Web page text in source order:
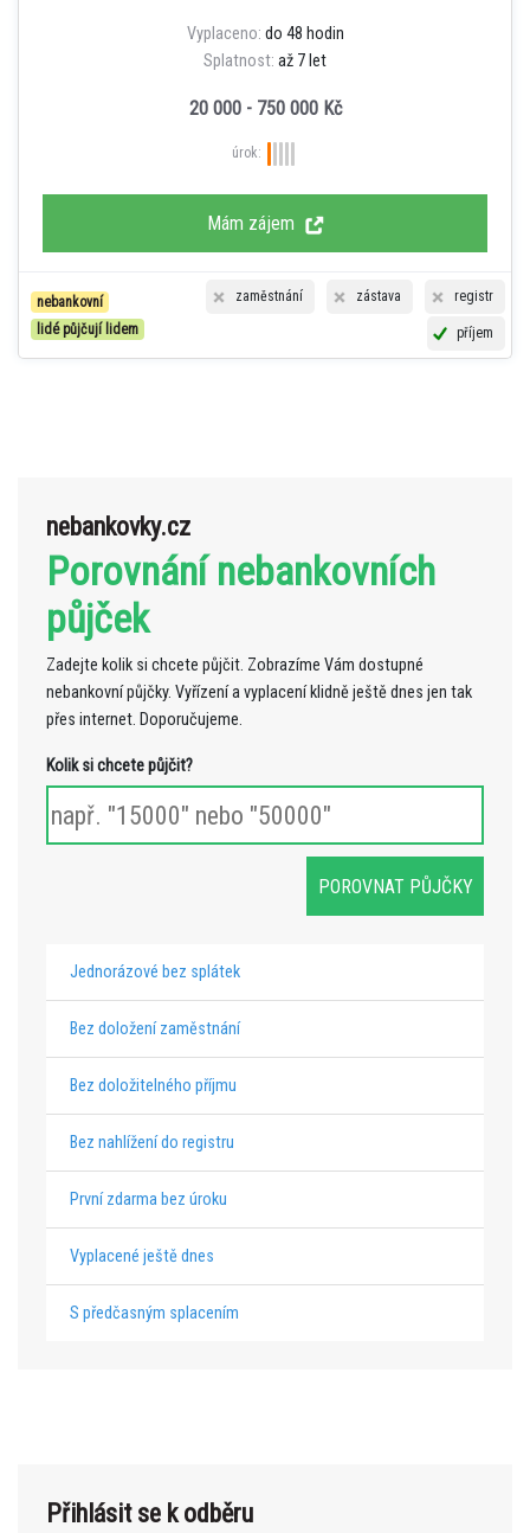
Vyplaceno: do 48 hodin
Splatnost: až 7 let
20 000 - 750 000 Kč
úrok:
Mám zájem
nebankovní
lidé půjčují lidem
registr
zástava
zaměstnání
příjem
nebankovky.cz
Porovnání nebankovních
půjček
Zadejte kolik si chcete půjčit. Zobrazíme Vám dostupné
nebankovní půjčky. Vyřízení a vyplacení klidně ještě dnes jen tak
přes internet. Doporučujeme.
Kolik si chcete půjčit?
Jednorázové bez splátek
Bez doložení zaměstnání
Bez doložitelného příjmu
Bez nahlížení do registru
První zdarma bez úroku
Vyplacené ještě dnes
S předčasným splacením
Přihlásit se k odběru